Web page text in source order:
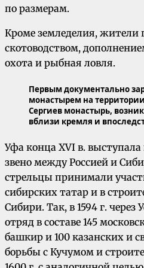
по размерам.
Кроме земледелия, жители
скотоводством,
охота и рыбная ловля.
Первым документально
монастырем на
Сергиев монастырь,
вблизи кремля и
Уфа конца XVI в.
звено между Россией и
стрельцы принимали
сибирских татар и в
Сибири. Так, в 1594 г.
отряд в составе 145
башкир и 100 казанских и
борьбы с Кучумом и